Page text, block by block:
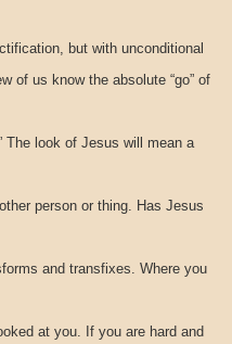
but with unconditional
of us know the absolute “go” of
The look of Jesus will mean a
person or thing. Has Jesus
and transfixes. Where you
at you. If you are hard and